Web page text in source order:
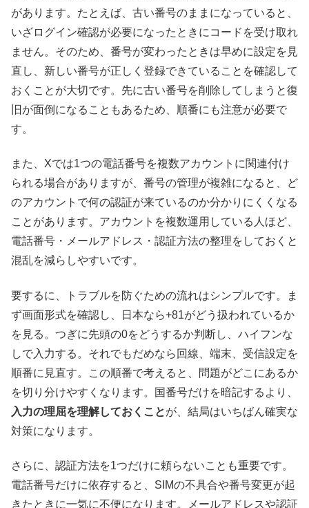
があります。たとえば、古い番号のままになっていると、
いざログイン確認が必要になったときにコードを受け取れ
ません。そのため、番号が変わったときは早めに設定を見
直し、新しい番号が正しく登録できていることを確認して
おくことが大切です。先に古い番号を削除してしまうと復
旧が面倒になることもあるため、順番にも注意が必要で
す。
また、Xでは1つの電話番号を複数アカウントに関連付け
られる場合がありますが、番号の管理が複雑になると、ど
のアカウントで何の認証が来ているのか分かりにくくなる
ことがあります。アカウントを複数運用している人ほど、
電話番号・メールアドレス・認証方法の整理をしておくと
混乱を減らしやすいです。
要するに、トラブルを防ぐための流れはシンプルです。ま
ず画面形式を確認し、日本なら+81がどう扱われているか
を見る。つぎに先頭の0をどうするか判断し、ハイフンな
しで入力する。それでもだめなら回線、端末、受信設定を
順番に見直す。この順番で考えると、問題がどこにあるか
を切り分けやすくなります。国番号だけを暗記するより、
入力の理屈を理解しておくことが、結局はいちばん確実な
対策になります。
さらに、認証方法を1つだけに頼らないことも重要です。
電話番号だけに依存すると、SIMの不具合や番号変更が起
きたときに一気に不便になります。メールアドレスや認証